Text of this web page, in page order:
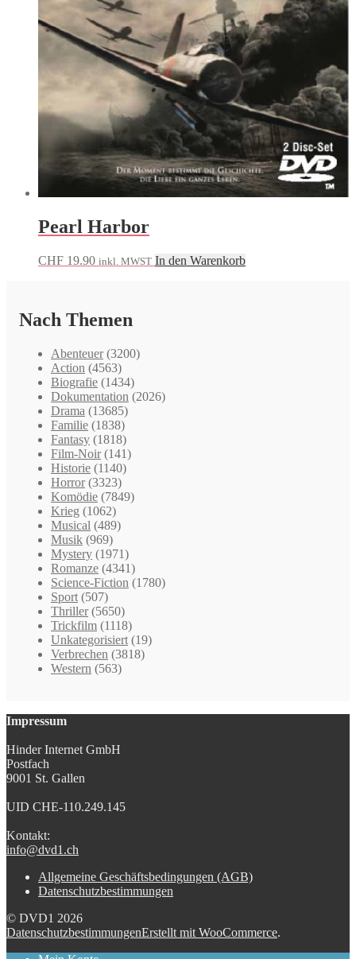
Pearl Harbor
CHF 19.90 inkl. MWST In den Warenkorb
Nach Themen
Abenteuer (3200)
Action (4563)
Biografie (1434)
Dokumentation (2026)
Drama (13685)
Familie (1838)
Fantasy (1818)
Film-Noir (141)
Historie (1140)
Horror (3323)
Komödie (7849)
Krieg (1062)
Musical (489)
Musik (969)
Mystery (1971)
Romanze (4341)
Science-Fiction (1780)
Sport (507)
Thriller (5650)
Trickfilm (1118)
Unkategorisiert (19)
Verbrechen (3818)
Western (563)
Impressum
Hinder Internet GmbH
Postfach
9001 St. Gallen
UID CHE-110.249.145
Kontakt:
info@dvd1.ch
Allgemeine Geschäftsbedingungen (AGB)
Datenschutzbestimmungen
© DVD1 2026
DatenschutzbestimmungenErstellt mit WooCommerce.